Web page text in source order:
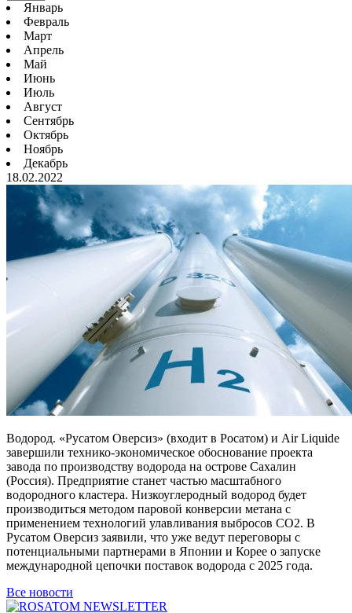
Январь
Февраль
Март
Апрель
Май
Июнь
Июль
Август
Сентябрь
Октябрь
Ноябрь
Декабрь
18.02.2022
Водород. «Русатом Оверсиз» (входит в Росатом) и Air Liquide
завершили технико-экономическое обоснование проекта
завода по производству водорода на острове Сахалин
(Россия). Предприятие станет частью масштабного
водородного кластера. Низкоуглеродный водород будет
производиться методом паровой конверсии метана с
применением технологий улавливания выбросов СО2. В
Русатом Оверсиз заявили, что уже ведут переговоры с
потенциальными партнерами в Японии и Корее о запуске
международной цепочки поставок водорода с 2025 года.
Все новости